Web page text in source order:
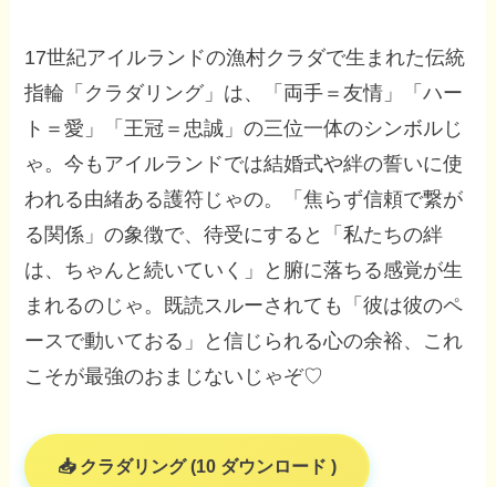
17世紀アイルランドの漁村クラダで生まれた伝統
指輪「クラダリング」は、「両手＝友情」「ハー
ト＝愛」「王冠＝忠誠」の三位一体のシンボルじ
ゃ。今もアイルランドでは結婚式や絆の誓いに使
われる由緒ある護符じゃの。「焦らず信頼で繋が
る関係」の象徴で、待受にすると「私たちの絆
は、ちゃんと続いていく」と腑に落ちる感覚が生
まれるのじゃ。既読スルーされても「彼は彼のペ
ースで動いておる」と信じられる心の余裕、これ
こそが最強のおまじないじゃぞ♡
クラダリング (10 ダウンロード )